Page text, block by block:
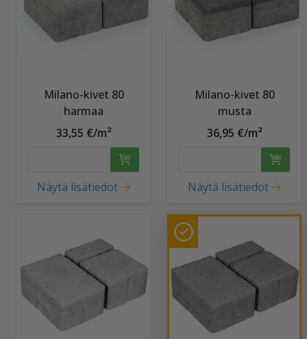
Milano-kivet 80
harmaa
33,55 €/m²
Näytä lisätiedot
Milano-kivet 80
musta
36,95 €/m²
Näytä lisätiedot